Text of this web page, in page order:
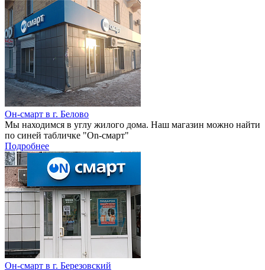
Он-смарт в г. Белово
Мы находимся в углу жилого дома. Наш магазин можно найти
по синей табличке "On-смарт"
Подробнее
Он-смарт в г. Березовский